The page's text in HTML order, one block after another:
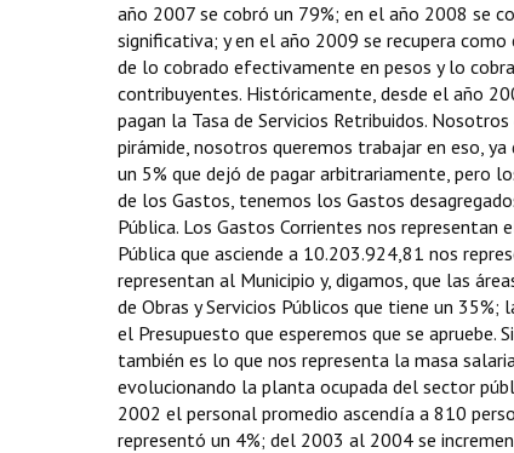
año 2007 se cobró un 79%; en el año 2008 se
significativa; y en el año 2009 se recupera
de lo cobrado efectivamente en pesos y lo
contribuyentes. Históricamente, desde el año
pagan la Tasa de Servicios Retribuidos.
pirámide, nosotros queremos trabajar en eso,
un 5% que dejó de pagar arbitrariamente, pero
de los Gastos, tenemos los Gastos
Pública. Los Gastos Corrientes nos
Pública que asciende a 10.203.924,81 nos
representan al Municipio y, digamos, que las
de Obras y Servicios Públicos que tiene un
el Presupuesto que esperemos que se
también es lo que nos representa la masa
evolucionando la planta ocupada del sector
2002 el personal promedio ascendía a 810
representó un 4%; del 2003 al 2004 se